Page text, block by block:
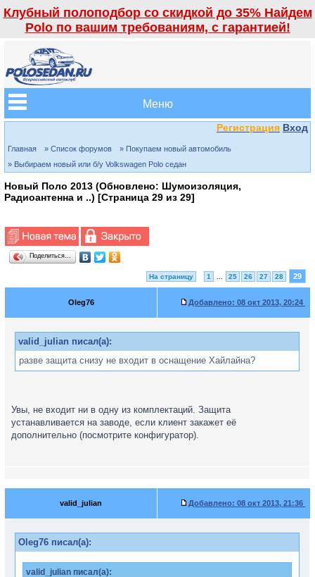
Клубный полоподбор со скидкой до 35% Найдем
Polo по вашим требованиям, с гарантией!
Меню
Регистрация Вход
Главная » Список форумов
» Покупаем новый автомобиль
» Выбираем новый или б/у Volkswagen Polo седан
Новый Поло 2013 (Обновлено: Шумоизоляция,
Радиоантенна и ..) [Страница 29 из 29]
Поделиться…
На страницу 1 25 26 27 28 29
Oleg76 Добавлено: 08 окт 2013, 20:24
valid_julian писал(а):
разве защита снизу не входит в оснащение Хайлайна?
Увы, не входит ни в одну из комплектаций. Защита
устанавливается на заводе, если клиент закажет её
дополнительно (посмотрите конфигуратор).
valid_julian Добавлено: 08 окт 2013, 21:36
Oleg76 писал(а):
valid_julian писал(а):